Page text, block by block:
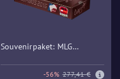
Souvenirpaket: MLG
-56% 277,41 €